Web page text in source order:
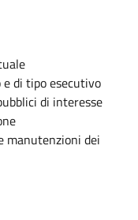
di tipo esecutivo
di interesse
manutenzioni dei